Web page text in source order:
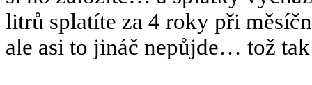
litrů splatíte za 4 roky při
ale asi to jináč nepůjde… tož